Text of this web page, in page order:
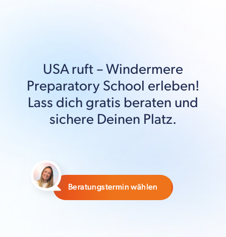
USAruft –Windermere
Preparatory School erleben!
Lass dich gratis beraten und
sichere Deinen Platz.
Beratungstermin wählen